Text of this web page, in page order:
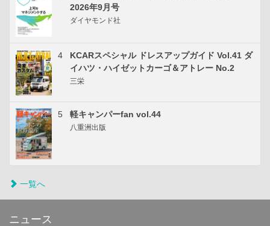
2026年9月号
ダイヤモンド社
4
KCARスペシャル ドレスアップガイド Vol.41 ダ
イハツ・ハイゼットカーゴ＆アトレー No.2
三栄
5 軽キャンパーfan vol.44
八重洲出版
一覧へ
ニュース